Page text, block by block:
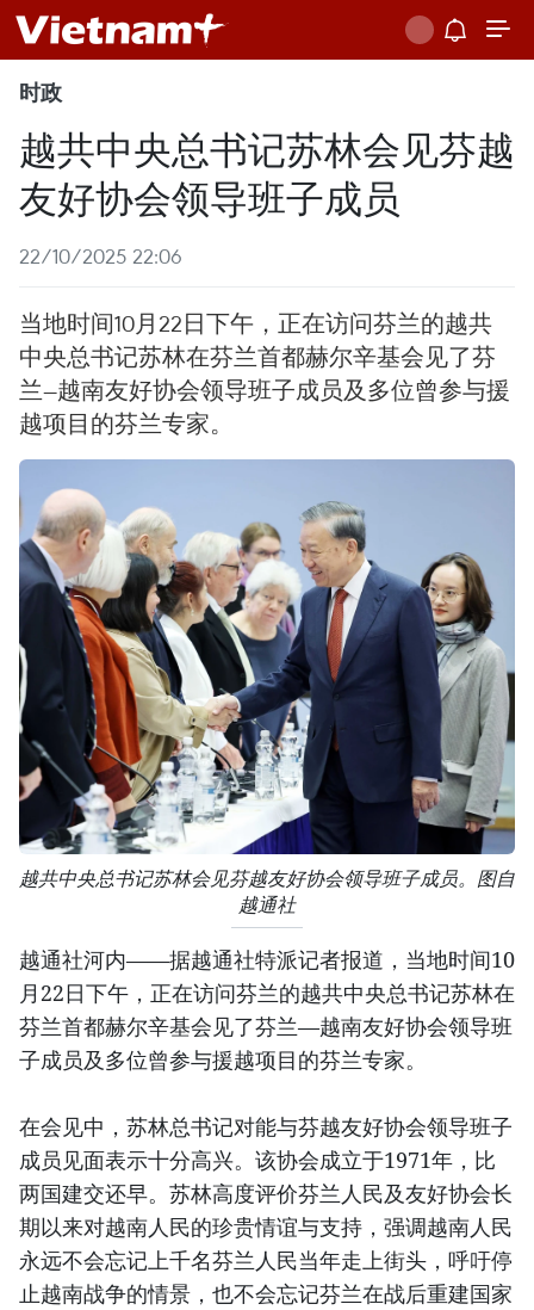
时政
越共中央总书记苏林会见芬越
友好协会领导班子成员
22/10/2025 22:06
当地时间10月22日下午，正在访问芬兰的越共
中央总书记苏林在芬兰首都赫尔辛基会见了芬
兰—越南友好协会领导班子成员及多位曾参与援
越项目的芬兰专家。
越共中央总书记苏林会见芬越友好协会领导班子成员。图自
越通社
越通社河内——据越通社特派记者报道，当地时间10
月22日下午，正在访问芬兰的越共中央总书记苏林在
芬兰首都赫尔辛基会见了芬兰—越南友好协会领导班
子成员及多位曾参与援越项目的芬兰专家。
在会见中，苏林总书记对能与芬越友好协会领导班子
成员见面表示十分高兴。该协会成立于1971年，比
两国建交还早。苏林高度评价芬兰人民及友好协会长
期以来对越南人民的珍贵情谊与支持，强调越南人民
永远不会忘记上千名芬兰人民当年走上街头，呼吁停
止越南战争的情景，也不会忘记芬兰在战后重建国家